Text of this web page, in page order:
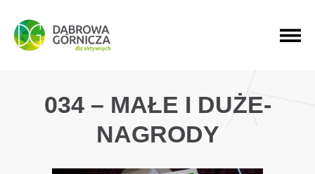
PRZEJDŹ DO MENU GŁÓWNEGO
PRZEJDŹ DO WYSZUKIWARKI
PRZEJDŹ DO TREŚCI
034 – MAŁE I DUŻE-
NAGRODY